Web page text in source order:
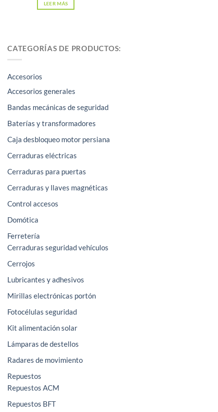
LEER MÁS
CATEGORÍAS DE PRODUCTOS:
Accesorios
Accesorios generales
Bandas mecánicas de seguridad
Baterías y transformadores
Caja desbloqueo motor persiana
Cerraduras eléctricas
Cerraduras para puertas
Cerraduras y llaves magnéticas
Control accesos
Domótica
Ferretería
Cerraduras seguridad vehículos
Cerrojos
Lubricantes y adhesivos
Mirillas electrónicas portón
Fotocélulas seguridad
Kit alimentación solar
Lámparas de destellos
Radares de movimiento
Repuestos
Repuestos ACM
Repuestos BFT